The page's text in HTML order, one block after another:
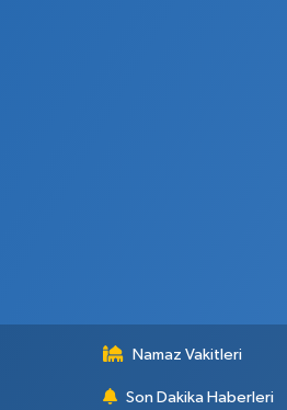
Namaz Vakitleri
Son Dakika Haberleri